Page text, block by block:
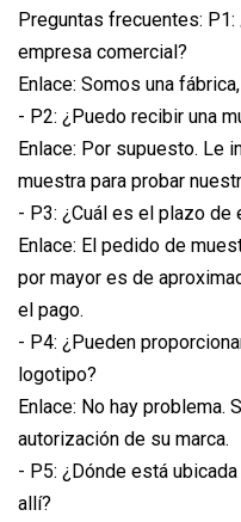
Preguntas frecuentes:
empresa comercial?
Enlace: Somos una
- P2: ¿Puedo recibir una
Enlace: Por supuesto. Le
muestra para probar
- P3: ¿Cuál es el plazo de
Enlace: El pedido de
por mayor es de
el pago.
- P4: ¿Pueden
logotipo?
Enlace: No hay problema.
autorización de su marca.
- P5: ¿Dónde está
allí?